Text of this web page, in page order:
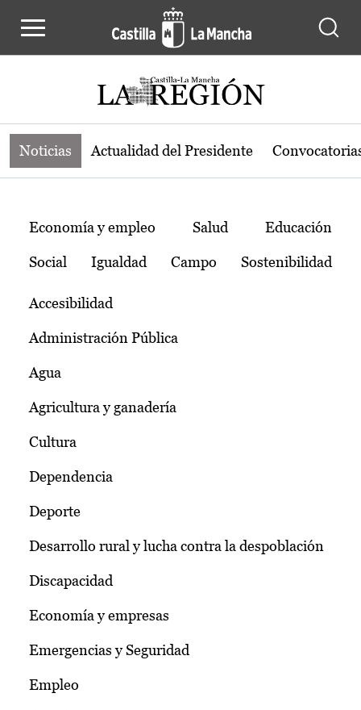
Noticias de la región de Castilla-La
Noticias Actualidad del Presidente
Temas
Economía y empleo Salud Educación
Social Igualdad Campo Sostenibilidad
Accesibilidad
Administración Pública
Agua
Agricultura y ganadería
Cultura
Dependencia
Deporte
Desarrollo rural y lucha contra la despoblación
Discapacidad
Economía y empresas
Emergencias y Seguridad
Empleo